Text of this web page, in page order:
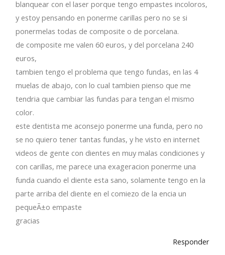
blanquear con el laser porque tengo empastes incoloros,
y estoy pensando en ponerme carillas pero no se si
ponermelas todas de composite o de porcelana.
de composite me valen 60 euros, y del porcelana 240
euros,
tambien tengo el problema que tengo fundas, en las 4
muelas de abajo, con lo cual tambien pienso que me
tendria que cambiar las fundas para tengan el mismo
color.
este dentista me aconsejo ponerme una funda, pero no
se no quiero tener tantas fundas, y he visto en internet
videos de gente con dientes en muy malas condiciones y
con carillas, me parece una exageracion ponerme una
funda cuando el diente esta sano, solamente tengo en la
parte arriba del diente en el comiezo de la encia un
pequeÃ±o empaste
gracias
Responder